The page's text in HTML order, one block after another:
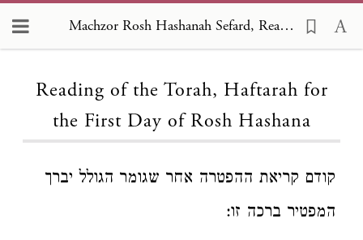
Machzor Rosh Hashanah Sefard, Reading of the Torah, Haftarah for the First Day of Rosh Hashana
Reading of the Torah, Haftarah for
the First Day of Rosh Hashana
קודם קריאת ההפטרה אחר שגומר הגולל יברך
המפטיר ברכה זו: